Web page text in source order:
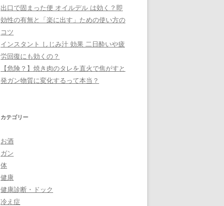
出口で固まった便 オイルデル は効く？即
効性の有無と「楽に出す」ための使い方の
コツ
インスタント しじみ汁 効果 二日酔いや疲
労回復にも効くの？
【危険？】焼き肉のタレを直火で焦がすと
発ガン物質に変化するって本当？
カテゴリー
お酒
ガン
体
健康
健康診断・ドック
冷え症